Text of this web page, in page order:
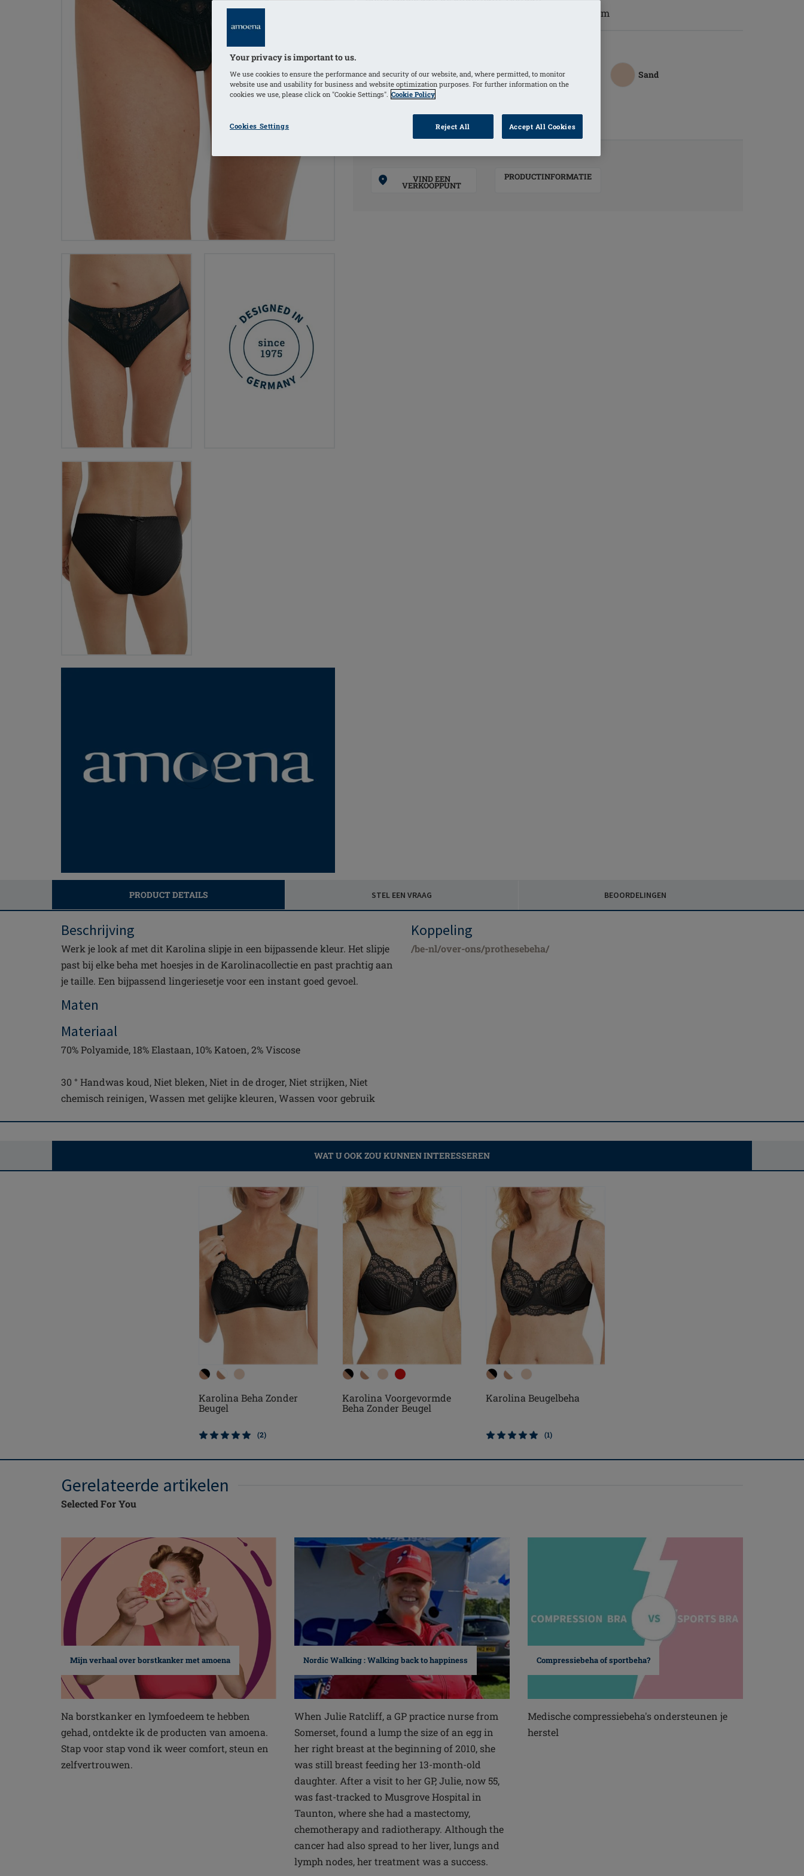
Hoogte van de zijnaad in EU maat 38 is ongeveer 8 cm
Black / Sand
(Geselecteerd)
White / Light Sand Sand
Lipstick / Sand
VIND EEN
VERKOOPPUNT
PRODUCTINFORMATIE
PRODUCT DETAILS STEL EEN VRAAG BEOORDELINGEN
Beschrijving
Werk je look af met dit Karolina slipje in een bijpassende kleur. Het slipje
past bij elke beha met hoesjes in de Karolinacollectie en past prachtig aan
je taille. Een bijpassend lingeriesetje voor een instant goed gevoel.
Maten
Materiaal
70% Polyamide, 18% Elastaan, 10% Katoen, 2% Viscose
30 ° Handwas koud, Niet bleken, Niet in de droger, Niet strijken, Niet
chemisch reinigen, Wassen met gelijke kleuren, Wassen voor gebruik
Koppeling
/be-nl/over-ons/prothesebeha/
WAT U OOK ZOU KUNNEN INTERESSEREN
Karolina Beha Zonder
Beugel
(2)
Karolina Voorgevormde
Beha Zonder Beugel
Karolina Beugelbeha
(1)
Gerelateerde artikelen
Selected For You
Mijn verhaal over borstkanker met amoena
Na borstkanker en lymfoedeem te hebben
gehad, ontdekte ik de producten van amoena.
Stap voor stap vond ik weer comfort, steun en
zelfvertrouwen.
Nordic Walking : Walking back to happiness
When Julie Ratcliff, a GP practice nurse from
Somerset, found a lump the size of an egg in
her right breast at the beginning of 2010, she
was still breast feeding her 13-month-old
daughter. After a visit to her GP, Julie, now 55,
was fast-tracked to Musgrove Hospital in
Taunton, where she had a mastectomy,
chemotherapy and radiotherapy. Although the
cancer had also spread to her liver, lungs and
lymph nodes, her treatment was a success.
Compressiebeha of sportbeha?
Medische compressiebeha's ondersteunen je
herstel
Your privacy is important to us.
We use cookies to ensure the performance and security of our website, and, where permitted, to monitor
website use and usability for business and website optimization purposes. For further information on the
cookies we use, please click on "Cookie Settings". Cookie Policy
Cookies Settings Reject All Accept All Cookies